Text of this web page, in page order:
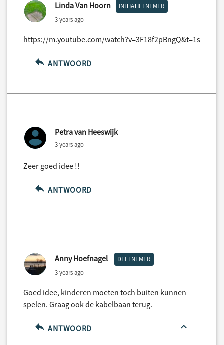
Linda Van Hoorn INITIATIEFNEMER
3 years ago
https://m.youtube.com/watch?v=3F18f2pBngQ&t=1s
ANTWOORD
Petra van Heeswijk
3 years ago
Zeer goed idee !!
ANTWOORD
Anny Hoefnagel DEELNEMER
3 years ago
Goed idee, kinderen moeten toch buiten kunnen
spelen. Graag ook de kabelbaan terug.
ANTWOORD